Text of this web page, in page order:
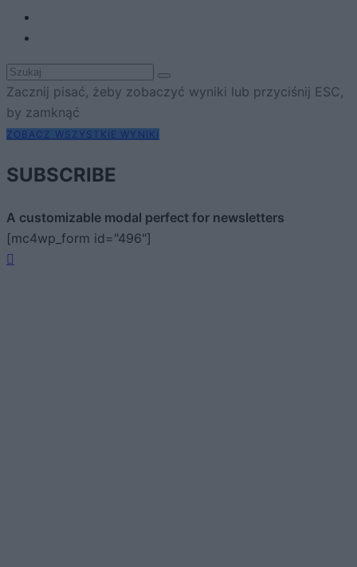
Zacznij pisać, żeby zobaczyć wyniki lub przyciśnij ESC,
by zamknąć
ZOBACZ WSZYSTKIE WYNIKI
SUBSCRIBE
A customizable modal perfect for newsletters
[mc4wp_form id="496"]